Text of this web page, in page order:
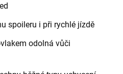
spoileru i při rychlé jízdě
odolná vůči